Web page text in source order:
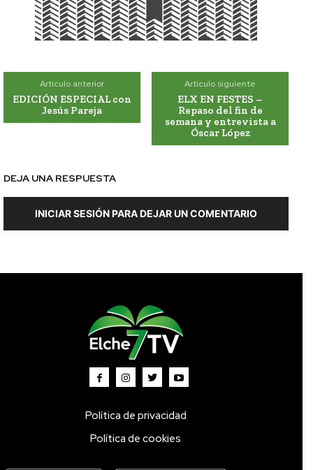
Artículo anterior
EDICIÓN ESPECIAL con
Jesús Pareja
Artículo siguiente
ELX EN FESTES –
Repaso del fin de
semana y entrevista a
Óscar López
DEJA UNA RESPUESTA
INICIAR SESIÓN PARA DEJAR UN COMENTARIO
Política de privacidad
Política de cookies